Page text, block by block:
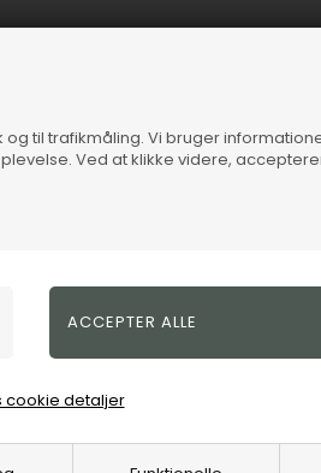
til trafikmåling. Vi bruger
Ved at klikke videre,
cookie detaljer